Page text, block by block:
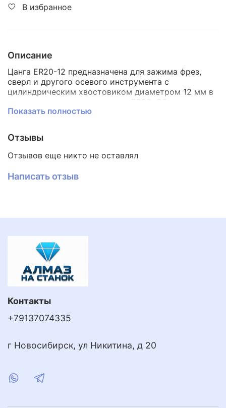
В избранное
Описание
Цанга ER20-12 предназначена для зажима фрез,
сверл и другого осевого инструмента с
цилиндрическим хвостовиком диаметром 12 мм в
цанговых патронах стандарта ER20. Обеспечивает
надёжную фиксацию инструмента и минимальное
с ЧПУ. Согласно стандарту ER20, цанга имеет
внешний диаметр порядка 21 мм, длину около 31–
31,5 мм и рассчитана на диапазон зажима
примерно 11–12 мм. Конструкция со сквозным
отверстием и двумя зонами зажима позволяет
равномерно обжимать хвостовик инструмента и
Показать полностью
Отзывы
Отзывов еще никто не оставлял
Написать отзыв
Контакты
+79137074335
г Новосибирск, ул Никитина, д 20